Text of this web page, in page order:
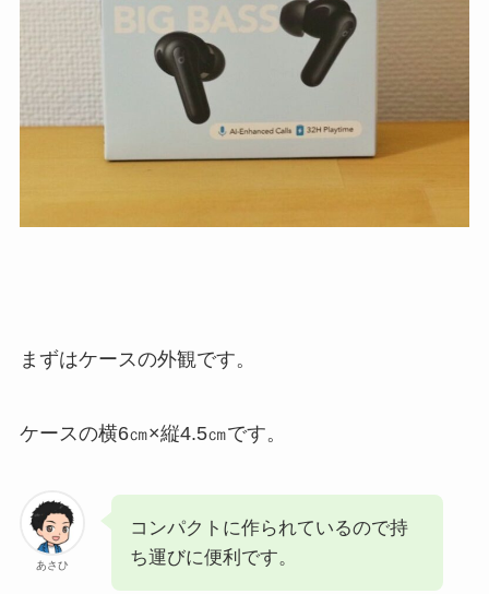
まずはケースの外観です。
ケースの横6㎝×縦4.5㎝です。
あさひ
コンパクトに作られているので持
ち運びに便利です。